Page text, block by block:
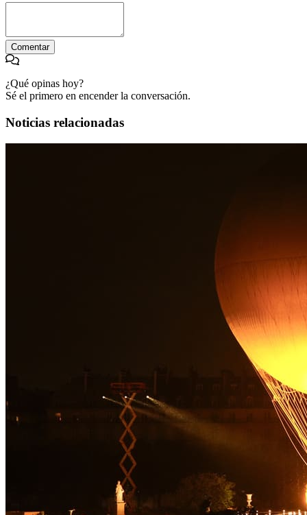
Comentar
¿Qué opinas hoy?
Sé el primero en encender la conversación.
Noticias relacionadas